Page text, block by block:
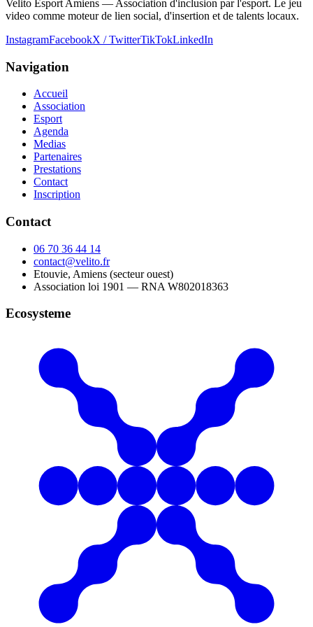
Velito Esport Amiens — Association d'inclusion par l'esport. Le jeu
video comme moteur de lien social, d'insertion et de talents locaux.
InstagramFacebookX / TwitterTikTokLinkedIn
Navigation
Accueil
Association
Esport
Agenda
Medias
Partenaires
Prestations
Contact
Inscription
Contact
06 70 36 44 14
contact@velito.fr
Etouvie, Amiens (secteur ouest)
Association loi 1901 — RNA W802018363
Ecosysteme